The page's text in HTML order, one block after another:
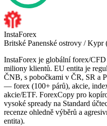
InstaForex
Britské Panenské ostrovy / Kypr
InstaForex je globální forex/
miliony klientů. EU entita je
ČNB, s pobočkami v ČR, SR a
— forex (100+ párů), akcie,
akcie/ETF. ForexCopy pro
vysoké spready na Standard
recenze ohledně výběrů a
entita).